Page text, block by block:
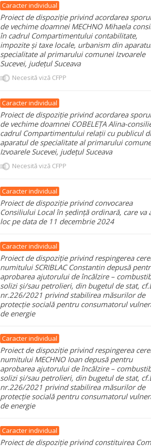
Caracter individual
Proiect de dispoziție privind acordarea
de vechime doamnei MECHNO Mihaela
în cadrul Compartimentului contabilitate,
impozite și taxe locale, urbanism din
specialitate al primarului comunei Izvoarele
Sucevei, județul Suceava
Necesită viză CFPP
Caracter individual
Proiect de dispoziție privind acordarea
de vechime doamnei COBELEȚA Alina-
cadrul Compartimentului relații cu publicul
aparatul de specialitate al primarului
Izvoarele Sucevei, județul Suceava
Necesită viză CFPP
Caracter individual
Proiect de dispoziție privind convocarea
Consiliului Local în ședință ordinară, care va
loc pe data de 11 decembrie 2024
Caracter individual
Proiect de dispoziție privind respingerea
numitului SCRIBLAC Constantin depusă
aprobarea ajutorului de încălzire –
solizi și/sau petrolieri, din bugetul de stat,
nr.226/2021 privind stabilirea măsurilor de
protecție socială pentru consumatorul
de energie
Caracter individual
Proiect de dispoziție privind respingerea
numitului MECHNO Ioan depusă pentru
aprobarea ajutorului de încălzire –
solizi și/sau petrolieri, din bugetul de stat,
nr.226/2021 privind stabilirea măsurilor de
protecție socială pentru consumatorul
de energie
Caracter individual
Proiect de dispoziție privind constituirea